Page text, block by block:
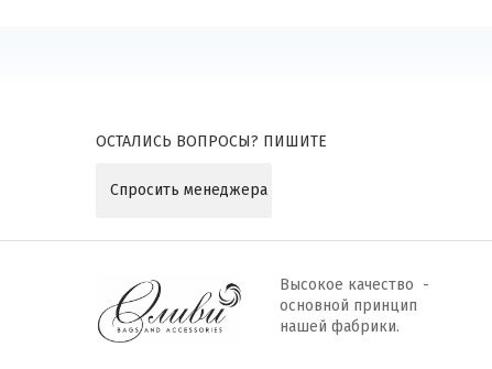
ОСТАЛИСЬ ВОПРОСЫ? ПИШИТЕ
Спросить менеджера
Высокое качество -
основной принцип
нашей фабрики.